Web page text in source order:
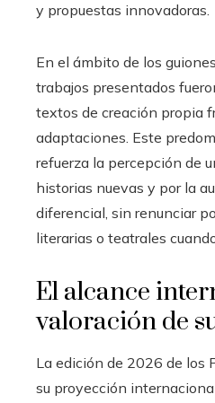
y propuestas innovadoras.
En el ámbito de los
trabajos presentados
textos de creación propia
adaptaciones. Este
refuerza la percepción de
historias nuevas y por la
diferencial, sin renunciar
literarias o teatrales
El alcance
valoración de
La edición de 2026 de los
su proyección